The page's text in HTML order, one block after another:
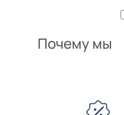
Почему мы